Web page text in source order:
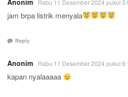
Rabu 11 Desember 2024 pukul
jam brpa listrik menyala
Reply
Anonim Rabu 11 Desember 2024 pukul
kapan nyalaaaaa